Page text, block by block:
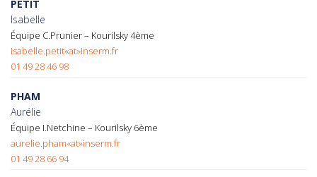
PETIT
Isabelle
Équipe C.Prunier – Kourilsky 4ème
isabelle.petit«at»inserm.fr
01 49 28 46 98
PHAM
Aurélie
Équipe I.Netchine – Kourilsky 6ème
aurelie.pham«at»inserm.fr
01 49 28 66 94